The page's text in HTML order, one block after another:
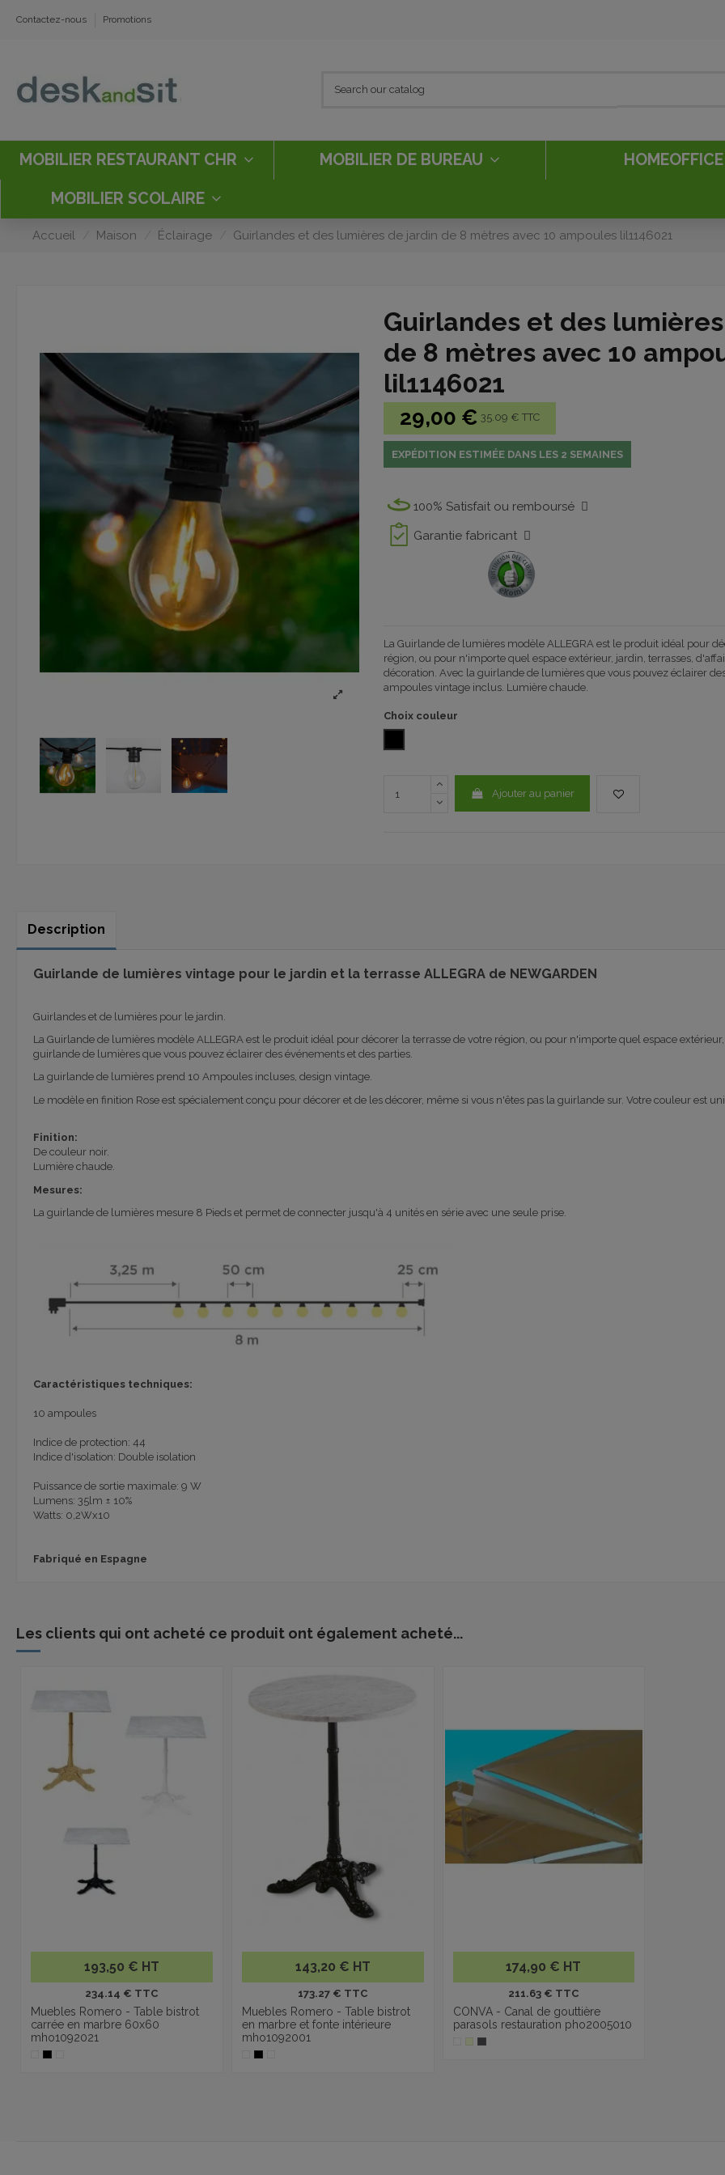
Contactez-nous Promotions
MOBILIER RESTAURANT CHR MOBILIER DE BUREAU HOMEOFFICE
MOBILIER SCOLAIRE
Accueil Maison Éclairage Guirlandes et des lumières de jardin de 8 mètres avec 10 ampoules lil1146021
Guirlandes et des
de 8 mètres avec 10
lil1146021
29,00 € 35.09 € TTC
EXPÉDITION ESTIMÉE DANS LES 2 SEMAINES
100% Satisfait ou remboursé
Garantie fabricant
La Guirlande de lumières modèle ALLEGRA est le produit idéal pour
région, ou pour n'importe quel espace extérieur, jardin, terrasses,
décoration. Avec la guirlande de lumières que vous pouvez éclairer
ampoules vintage inclus. Lumière chaude.
Choix couleur
Ajouter au panier
Description
Guirlande de lumières vintage pour le jardin et la terrasse ALLEGRA de NEWGARDEN
Guirlandes et de lumières pour le jardin.
La Guirlande de lumières modèle ALLEGRA est le produit idéal pour décorer la terrasse de votre région, ou pour n'importe quel espace
guirlande de lumières que vous pouvez éclairer des événements et des parties.
La guirlande de lumières prend 10 Ampoules incluses, design vintage.
Le modèle en finition Rose est spécialement conçu pour décorer et de les décorer, même si vous n'êtes pas la guirlande sur. Votre couleur est
Finition:
De couleur noir.
Lumière chaude.
Mesures:
La guirlande de lumières mesure 8 Pieds et permet de connecter jusqu'à 4 unités en série avec une seule prise.
Caractéristiques techniques:
10 ampoules
Indice de protection: 44
Indice d'isolation: Double isolation
Puissance de sortie maximale: 9 W
Lumens: 35lm ± 10%
Watts: 0,2Wx10
Fabriqué en Espagne
Les clients qui ont acheté ce produit ont également acheté...
193,50 € HT
234.14 € TTC
Muebles Romero - Table bistrot
carrée en marbre 60x60
mho1092021
143,20 € HT
173.27 € TTC
Muebles Romero - Table bistrot
en marbre et fonte intérieure
mho1092001
174,90 € HT
211.63 € TTC
CONVA - Canal de gouttière
parasols restauration pho2005010